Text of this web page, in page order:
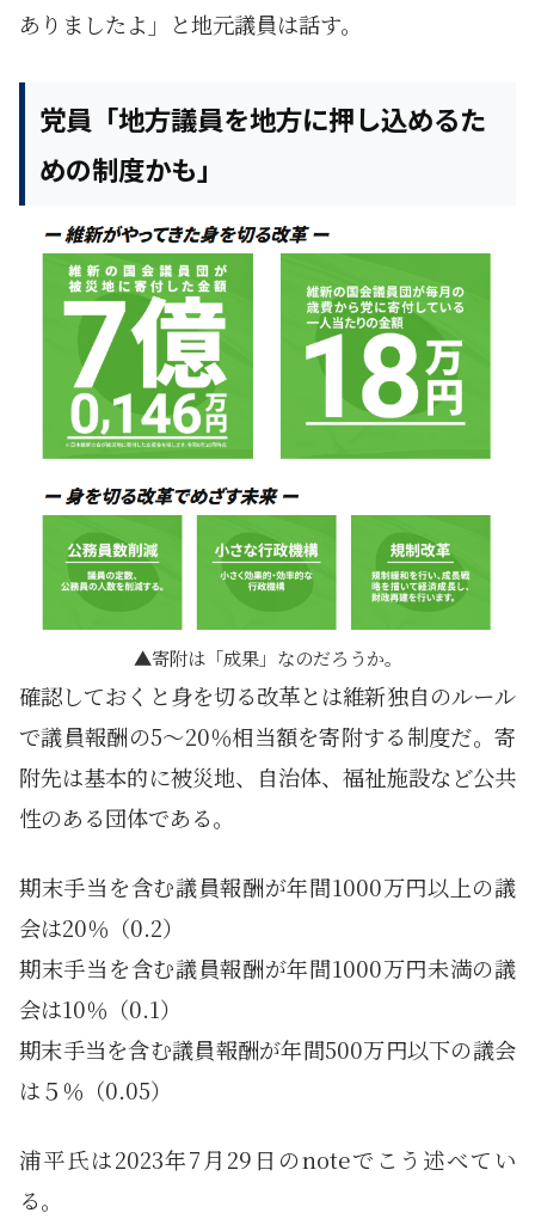
ありましたよ」と地元議員は話す。
党員「地方議員を地方に押し込めるた
めの制度かも」
寄附は「成果」なのだろうか。
確認しておくと身を切る改革とは維新独自のルール
で議員報酬の5～20％相当額を寄附する制度だ。寄
附先は基本的に被災地、自治体、福祉施設など公共
性のある団体である。
期末手当を含む議員報酬が年間1000万円以上の議
会は20％（0.2）
期末手当を含む議員報酬が年間1000万円未満の議
会は10％（0.1）
期末手当を含む議員報酬が年間500万円以下の議会
は５％（0.05）
浦平氏は2023年7月29日のnoteでこう述べてい
る。